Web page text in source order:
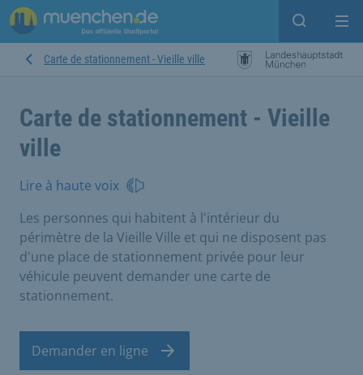
Open
Carte de stationnement - Vieille ville
Carte de stationnement - Vieille
ville
Lire à haute voix
Les personnes qui habitent à l'intérieur du
périmètre de la Vieille Ville et qui ne disposent pas
d'une place de stationnement privée pour leur
véhicule peuvent demander une carte de
stationnement.
Demander en ligne